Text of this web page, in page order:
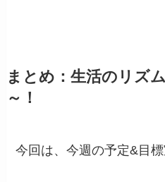
まとめ：生活のリズ
～！
今回は、今週の予定&目標